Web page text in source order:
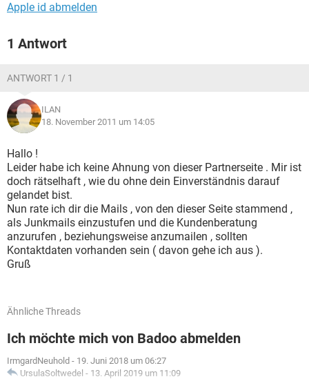
Apple id abmelden
1 Antwort
ANTWORT 1 / 1
ILAN
18. November 2011 um 14:05
Hallo !
Leider habe ich keine Ahnung von dieser Partnerseite . Mir ist
doch rätselhaft , wie du ohne dein Einverständnis darauf
gelandet bist.
Nun rate ich dir die Mails , von den dieser Seite stammend ,
als Junkmails einzustufen und die Kundenberatung
anzurufen , beziehungsweise anzumailen , sollten
Kontaktdaten vorhanden sein ( davon gehe ich aus ).
Gruß
Ähnliche Threads
Ich möchte mich von Badoo abmelden
IrmgardNeuhold - 19. Juni 2018 um 06:27
UrsulaSoltwedel - 13. April 2019 um 11:09